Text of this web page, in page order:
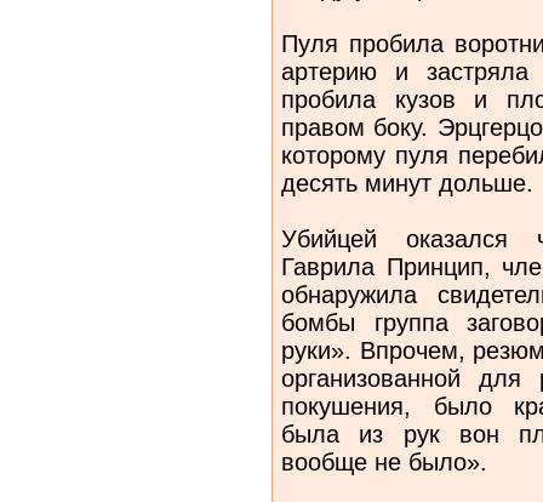
Пуля пробила
артерию и застряла
пробила кузов и
правом боку.
которому пуля
десять минут дольше.
Убийцей оказался
Гаврила Принцип,
обнаружила
бомбы группа
руки». Впрочем,
организованной для
покушения, было
была из рук вон
вообще не было».